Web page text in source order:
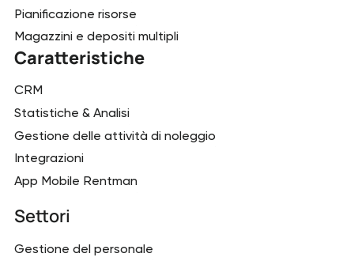
Pianificazione risorse
Magazzini e depositi multipli
Caratteristiche
CRM
Statistiche & Analisi
Gestione delle attività di noleggio
Integrazioni
App Mobile Rentman
Settori
Gestione del personale